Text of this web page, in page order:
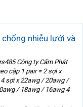
chống nhiễu lưới và
Công ty Cẩm Phát
cặp 1 pair = 2 sợi x
sợi x 22awg / 20awg /
/ 18awg / 16awg 4